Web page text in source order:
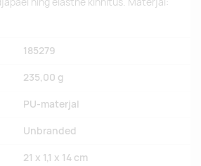
185279
235,00 g
PU-materjal
Unbranded
21 x 1,1 x 14 cm